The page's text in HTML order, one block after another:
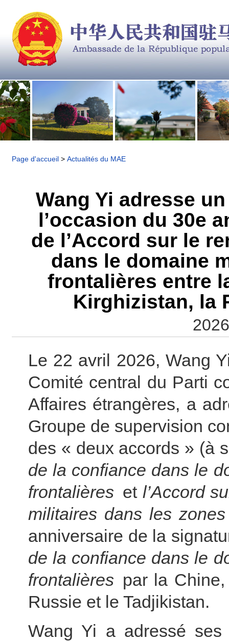
Page d'accueil > Actualités du MAE
Wang Yi adresse
l’occasion du 30e
de l’Accord sur le
dans le domaine
frontalières entre
Kirghizistan, la
Le 22 avril 2026, Wang
Comité central du Parti
Affaires étrangères, a
Groupe de supervision
des « deux accords » (à
de la confiance dans le
frontalières et l’Accord
militaires dans les
anniversaire de la
de la confiance dans le
frontalières par la
Russie et le Tadjikistan.
Wang Yi a adressé ses